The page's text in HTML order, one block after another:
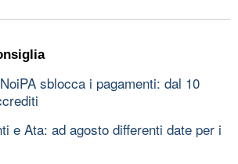
sblocca i pagamenti: dal 10
e Ata: ad agosto differenti date per i